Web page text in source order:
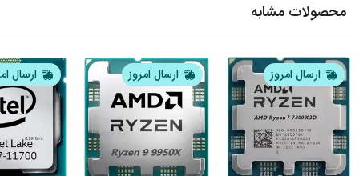
محصولات مشابه
ارسال امروز ارسال امروز ارسال